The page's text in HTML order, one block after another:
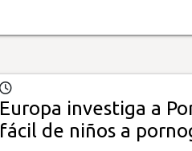
Europa investiga a
fácil de niños a